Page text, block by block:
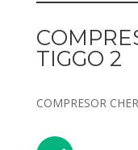
TIGGO 2
COMPRESOR